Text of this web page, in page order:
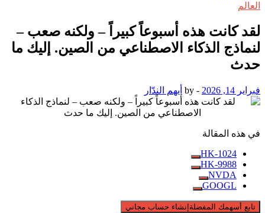
العالم
لقد كانت هذه أسبوعاً كبيراً – ولكنه صعب –
لنماذج الذكاء الاصطناعي من الصين. إليك ما
حدث
فبراير 14, 2026 -
by أيهم الندّار
في هذه المقالة
1024-HK
9988-HK
NVDA
GOOGL
تابع أسهمك المفضلة إنشاء حساب مجاني